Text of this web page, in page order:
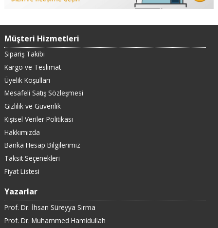
Müşteri Hizmetleri
Sipariş Takibi
Kargo ve Teslimat
Üyelik Koşulları
Mesafeli Satış Sözleşmesi
Gizlilik ve Güvenlik
Kişisel Veriler Politikası
Hakkımızda
Banka Hesap Bilgilerimiz
Taksit Seçenekleri
Fiyat Listesi
Yazarlar
Prof. Dr. İhsan Süreyya Sırma
Prof. Dr. Muhammed Hamidullah